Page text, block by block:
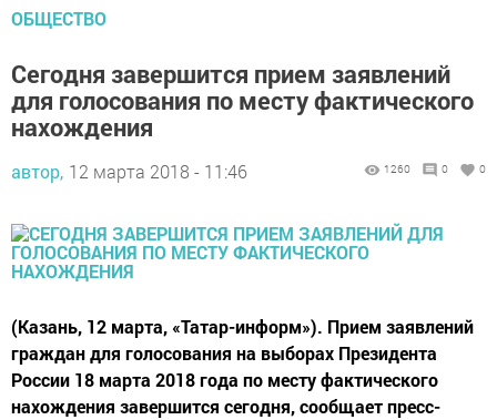
ОБЩЕСТВО
Сегодня завершится прием заявлений
для голосования по месту фактического
нахождения
автор, 12 марта 2018 - 11:46 1260 0 0
(Казань, 12 марта, «Татар-информ»). Прием заявлений
граждан для голосования на выборах Президента
России 18 марта 2018 года по месту фактического
нахождения завершится сегодня, сообщает пресс-